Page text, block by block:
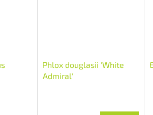
Phlox douglasii 'White
Admiral'